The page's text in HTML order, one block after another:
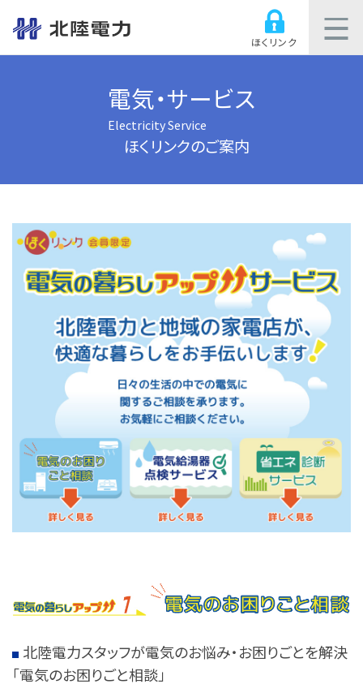
ほくリンク
電気・サービス
Electricity Service
ほくリンクのご案内
北陸電力スタッフが電気のお悩み・お困りごとを解決
「電気のお困りごと相談」